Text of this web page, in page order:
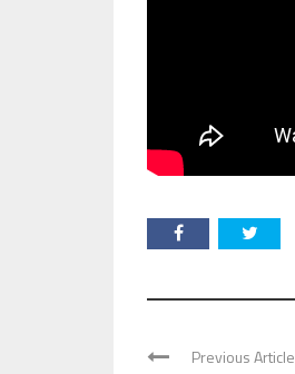
Previous Article